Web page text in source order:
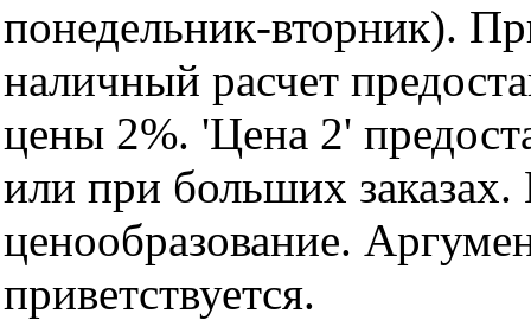
понедельник-вторник).
наличный расчет
цены 2%. 'Цена 2'
или при больших
ценообразование.
приветствуется.